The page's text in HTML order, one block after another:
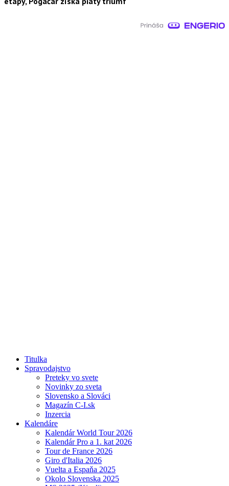
Titulka
Spravodajstvo
Preteky vo svete
Novinky zo sveta
Slovensko a Slováci
Magazín C-I.sk
Inzercia
Kalendáre
Kalendár World Tour 2026
Kalendár Pro a 1. kat 2026
Tour de France 2026
Giro d'Italia 2026
Vuelta a Espaňa 2025
Okolo Slovenska 2025